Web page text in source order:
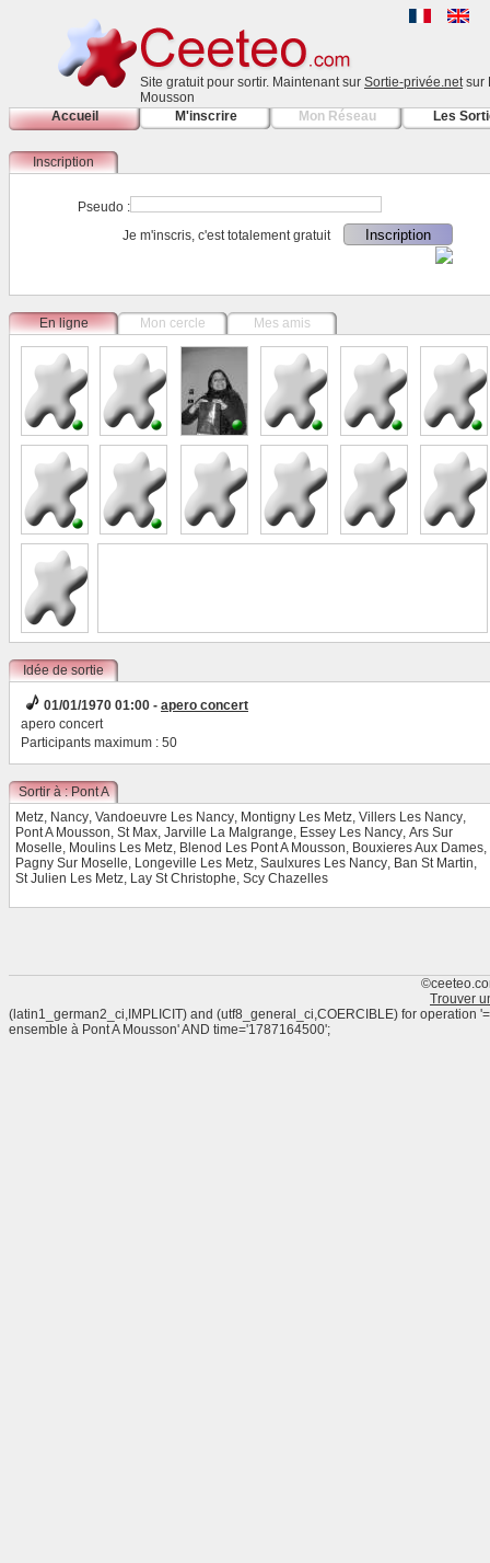
Site gratuit pour sortir. Maintenant sur Sortie-privée.netsur
Mousson
Accueil
M'inscrire Mon Réseau Les
Inscription
Pseudo :
Je m'inscris, c'est totalement gratuit
En ligne Mon cercle Mes amis
Idée de sortie
01/01/1970 01:00 - apero concert
apero concert
Participants maximum : 50
Sortir à : Pont A
Mousson
Metz, Nancy, Vandoeuvre Les Nancy, Montigny Les Metz, Villers Les Nancy,
Pont A Mousson, St Max, Jarville La Malgrange, Essey Les Nancy, Ars Sur
Moselle, Moulins Les Metz, Blenod Les Pont A Mousson, Bouxieres Aux Dames,
Pagny Sur Moselle, Longeville Les Metz, Saulxures Les Nancy, Ban St Martin,
St Julien Les Metz, Lay St Christophe, Scy Chazelles
Trouver
(latin1_german2_ci,IMPLICIT) and (utf8_general_ci,COERCIBLE) for operation
ensemble à Pont A Mousson' AND time='1787164500';